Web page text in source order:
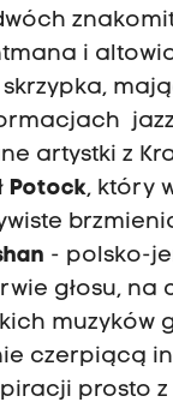
i
artystki z
Potock, który
- polsko-
głosu, na
czerpiącą
prosto